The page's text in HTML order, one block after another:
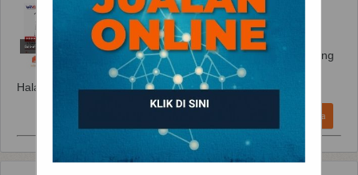
Mudah Membeli Pulsa dan
Paket Internet di Lazada 1.
Buka aplikasi Lazada. Pilih
opsi "Pulsa dan e-store" yang
dikotak biru berikut ini
Halaman Awal Lazada 2. Pilih...
baca selengkapnya